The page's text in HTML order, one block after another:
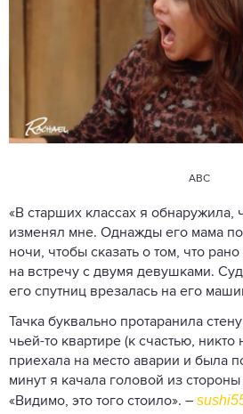
ABC
«В старших классах я обнаружила,
изменял мне. Однажды его мама
ночи, чтобы сказать о том, что
на встречу с двумя девушками.
его спутниц врезалась на его
Тачка буквально протаранила
чьей-то квартире (к счастью, никто
приехала на место аварии и была
минут я качала головой из
«Видимо, это того стоило». –